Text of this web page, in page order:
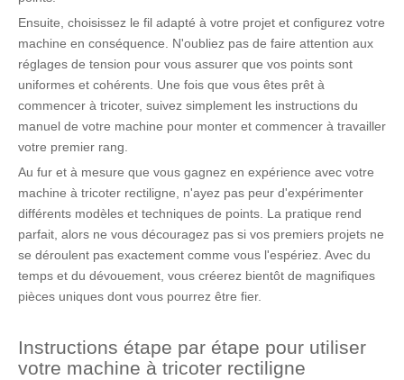
Ensuite, choisissez le fil adapté à votre projet et configurez votre
machine en conséquence. N'oubliez pas de faire attention aux
réglages de tension pour vous assurer que vos points sont
uniformes et cohérents. Une fois que vous êtes prêt à
commencer à tricoter, suivez simplement les instructions du
manuel de votre machine pour monter et commencer à travailler
votre premier rang.
Au fur et à mesure que vous gagnez en expérience avec votre
machine à tricoter rectiligne, n'ayez pas peur d'expérimenter
différents modèles et techniques de points. La pratique rend
parfait, alors ne vous découragez pas si vos premiers projets ne
se déroulent pas exactement comme vous l'espériez. Avec du
temps et du dévouement, vous créerez bientôt de magnifiques
pièces uniques dont vous pourrez être fier.
Instructions étape par étape pour utiliser
votre machine à tricoter rectiligne